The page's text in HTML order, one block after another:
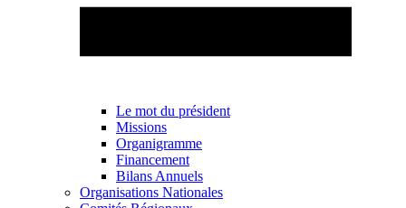
Le mot du président
Missions
Organigramme
Financement
Bilans Annuels
Organisations Nationales